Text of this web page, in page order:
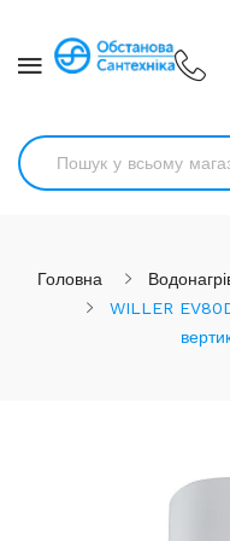
Головна
WILLER